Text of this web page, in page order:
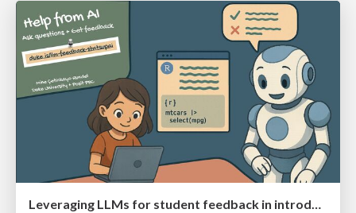
Leveraging LLMs for student feedback in introductory data science courses - posit::conf(2025)